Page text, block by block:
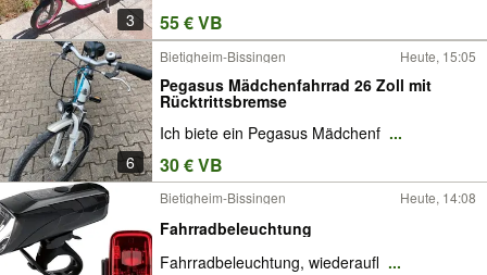
3 55 € VB
6
Bietigheim-Bissingen Heute, 15:05
Pegasus Mädchenfahrrad 26 Zoll mit
Rücktrittsbremse
Ich biete ein Pegasus Mädchenf ...
30 € VB
Bietigheim-Bissingen Heute, 14:08
Fahrradbeleuchtung
Fahrradbeleuchtung, wiederaufl ...